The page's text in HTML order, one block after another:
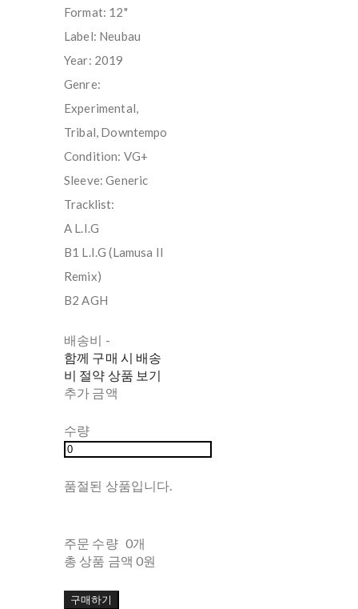
Format: 12"
Label: Neubau ‎
Year: 2019
Genre:
Experimental,
Tribal, Downtempo
Condition: VG+
Sleeve: Generic
Tracklist:
A L.I.G
B1 L.I.G (Lamusa II
Remix)
B2 AGH
배송비 -
함께 구매 시 배송
비 절약 상품 보기
추가 금액
수량
품절된 상품입니다.
주문 수량 0개
총 상품 금액 0원
구매하기